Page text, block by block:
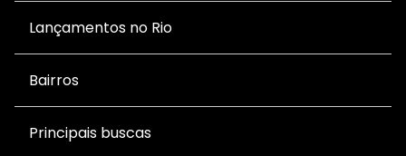
Lançamentos no Rio
Bairros
Principais buscas